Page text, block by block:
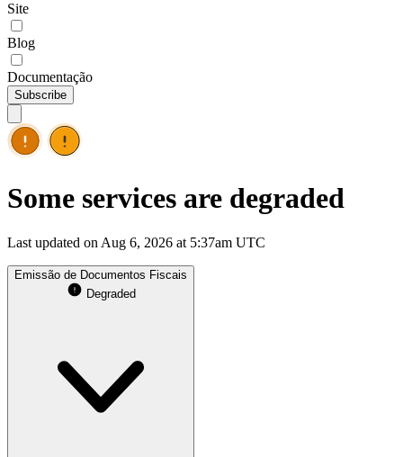
Site
Blog
Documentação
Subscribe
Some services are degraded
Last updated on Aug 6, 2026 at 5:37am UTC
Emissão de Documentos Fiscais
Degraded